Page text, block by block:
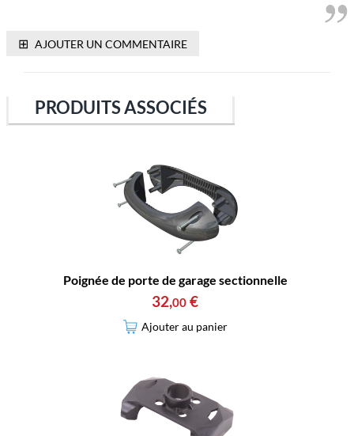
⊞ AJOUTER UN COMMENTAIRE
PRODUITS ASSOCIÉS
Poignée de porte de garage sectionnelle
32,00 €
Ajouter au panier